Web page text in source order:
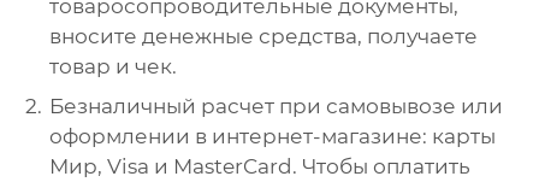
товаросопроводительные документы,
вносите денежные средства, получаете
товар и чек.
Безналичный расчет при самовывозе или
оформлении в интернет-магазине: карты
Мир, Visa и MasterCard. Чтобы оплатить